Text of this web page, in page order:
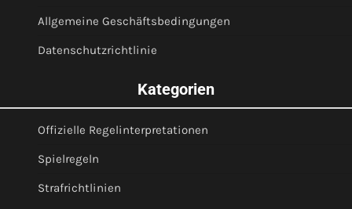
Allgemeine Geschäftsbedingungen
Datenschutzrichtlinie
Kategorien
Offizielle Regelinterpretationen
Spielregeln
Strafrichtlinien